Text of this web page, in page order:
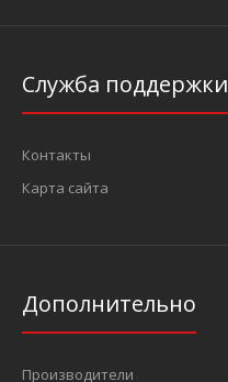
Служба поддержки
Контакты
Карта сайта
Дополнительно
Производители